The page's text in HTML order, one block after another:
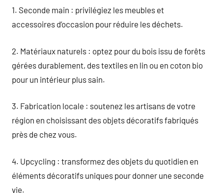
1. Seconde main : privilégiez les meubles et
accessoires d’occasion pour réduire les déchets.
2. Matériaux naturels : optez pour du bois issu de forêts
gérées durablement, des textiles en lin ou en coton bio
pour un intérieur plus sain.
3. Fabrication locale : soutenez les artisans de votre
région en choisissant des objets décoratifs fabriqués
près de chez vous.
4. Upcycling : transformez des objets du quotidien en
éléments décoratifs uniques pour donner une seconde
vie.